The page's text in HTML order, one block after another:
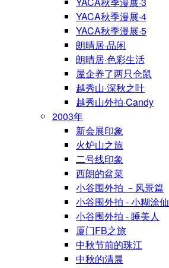
YACA秋季漫展·4
YACA秋季漫展·5
朗晴居·品闲
朗晴居·色彩生活
屋企养了两只仓鼠
越秀山·深秋之叶
越秀山外拍·Candy
2003年
新会展印象
火炉山之旅
二号线印象
西朗的盆菜
小谷围外拍 －风景篇
小谷围外拍 - 小糊涂仙
小谷围外拍 - 睡美人
厦门FB之旅
中秋节前的珠江
中秋的清晨